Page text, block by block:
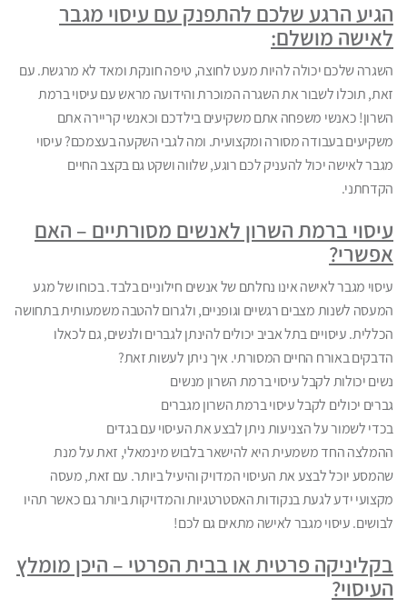
הגיע הרגע שלכם להתפנק עם עיסוי מגבר
לאישה מושלם:
השגרה שלכם יכולה להיות מעט לחוצה, טיפה חונקת ומאד לא מרגשת. עם
זאת, תוכלו לשבור את השגרה המוכרת והידועה מראש עם עיסוי ברמת
השרון! כאנשי משפחה אתם משקיעים בילדכם וכאנשי קריירה אתם
משקיעים בעבודה מסורה ומקצועית. ומה לגבי השקעה בעצמכם? עיסוי
מגבר לאישה יכול להעניק לכם רוגע, שלווה ושקט גם בקצב החיים
הקדחתני.
עיסוי ברמת השרון לאנשים מסורתיים – האם
אפשרי?
עיסוי מגבר לאישה אינו נחלתם של אנשים חילוניים בלבד. בכוחו של מגע
המעסה לשנות מצבים רגשיים וגופניים, ולגרום להטבה משמעותית בתחושה
הכללית. עיסויים בתל אביב יכולים להינתן לגברים ולנשים, גם לכאלו
הדבקים באורח החיים המסורתי. איך ניתן לעשות זאת?
נשים יכולות לקבל עיסוי ברמת השרון מנשים
גברים יכולים לקבל עיסוי ברמת השרון מגברים
בכדי לשמור על הצניעות ניתן לבצע את העיסוי עם בגדים
ההמלצה החד משמעית היא להישאר בלבוש מינמאלי, זאת על מנת
שהמסע יוכל לבצע את העיסוי המדויק והיעיל ביותר. עם זאת, מעסה
מקצועי ידע לגעת בנקודות האסטרטגיות והמדויקות ביותר גם כאשר תהיו
לבושים. עיסוי מגבר לאישה מתאים גם לכם!
בקליניקה פרטית או בבית הפרטי – היכן מומלץ
העיסוי?